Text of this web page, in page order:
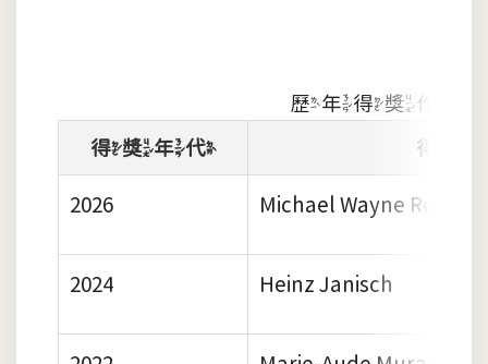
歷年得獎作者
得獎年代 得獎
2026 Michael Wayne Rosen
2024 Heinz Janisch